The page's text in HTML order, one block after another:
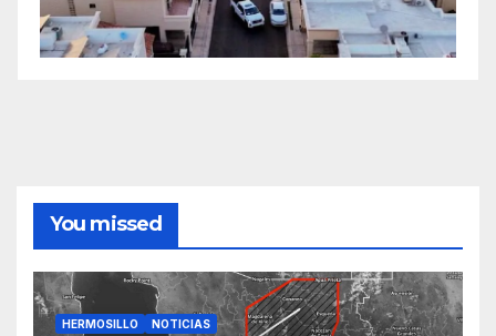
You missed
HERMOSILLO NOTICIAS